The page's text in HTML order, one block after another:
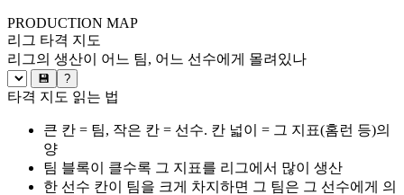
PRODUCTION MAP
리그 타격 지도
리그의 생산이 어느 팀, 어느 선수에게 몰려있나
💾 ?
타격 지도 읽는 법
큰 칸 = 팀, 작은 칸 = 선수. 칸 넓이 = 그 지표(홈런 등)의
양
팀 블록이 클수록 그 지표를 리그에서 많이 생산
한 선수 칸이 팀을 크게 차지하면 그 팀은 그 선수에게 의